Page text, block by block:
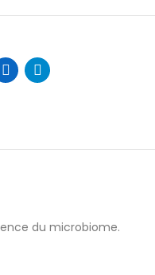
du microbiome.